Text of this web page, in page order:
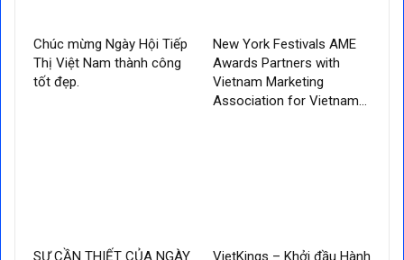
Chúc mừng Ngày Hội Tiếp
Thị Việt Nam thành công
tốt đẹp.
New York Festivals AME
Awards Partners with
Vietnam Marketing
Association for Vietnam…
SỰ CẦN THIẾT CỦA NGÀY
VietKings – Khởi đầu Hành